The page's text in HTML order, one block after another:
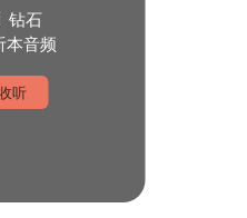
钻石
本音频
听